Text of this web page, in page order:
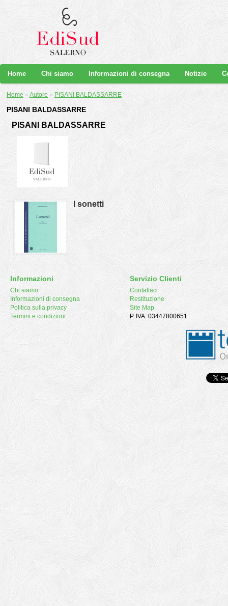
Home Chi siamo Informazioni di consegna Notizie
Home » Autore » PISANI BALDASSARRE
PISANI BALDASSARRE
PISANI BALDASSARRE
I sonetti
Informazioni
Chi siamo
Informazioni di consegna
Politica sulla privacy
Termini e condizioni
Servizio Clienti
Contattaci
Restituzione
Site Map
P. IVA: 03447800651